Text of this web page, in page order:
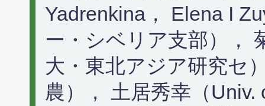
Yadrenkina， Elena I
ー・シベリア支部），
大・東北アジア研究セ
農）， 土居秀幸（